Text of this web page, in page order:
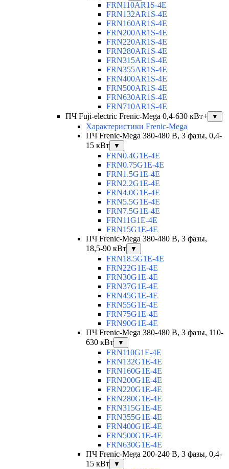
FRN110AR1S-4E
FRN132AR1S-4E
FRN160AR1S-4E
FRN200AR1S-4E
FRN220AR1S-4E
FRN280AR1S-4E
FRN315AR1S-4E
FRN355AR1S-4E
FRN400AR1S-4E
FRN500AR1S-4E
FRN630AR1S-4E
FRN710AR1S-4E
ПЧ Fuji-electric Frenic-Mega 0,4-630 кВт+
▼
Характеристики Frenic-Mega
ПЧ Frenic-Mega 380-480 В, 3 фазы, 0,4-
15 кВт
▼
FRN0.4G1E-4E
FRN0.75G1E-4E
FRN1.5G1E-4E
FRN2.2G1E-4E
FRN4.0G1E-4E
FRN5.5G1E-4E
FRN7.5G1E-4E
FRN11G1E-4E
FRN15G1E-4E
ПЧ Frenic-Mega 380-480 В, 3 фазы,
18,5-90 кВт
▼
FRN18.5G1E-4E
FRN22G1E-4E
FRN30G1E-4E
FRN37G1E-4E
FRN45G1E-4E
FRN55G1E-4E
FRN75G1E-4E
FRN90G1E-4E
ПЧ Frenic-Mega 380-480 В, 3 фазы, 110-
630 кВт
▼
FRN110G1E-4E
FRN132G1E-4E
FRN160G1E-4E
FRN200G1E-4E
FRN220G1E-4E
FRN280G1E-4E
FRN315G1E-4E
FRN355G1E-4E
FRN400G1E-4E
FRN500G1E-4E
FRN630G1E-4E
ПЧ Frenic-Mega 200-240 В, 3 фазы, 0,4-
15 кВт
▼